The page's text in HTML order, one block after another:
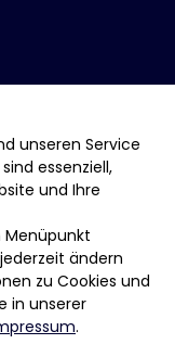
unseren Service
essenziell,
und Ihre
Menüpunkt
ändern
zu Cookies und
in unserer
.